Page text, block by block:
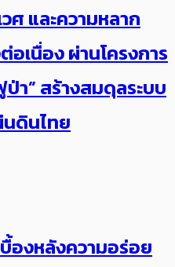
ศ และความหลาก
เนื่อง ผ่านโครงการ
า” สร้างสมดุลระบบ
ดินไทย
บื้องหลังความอร่อย